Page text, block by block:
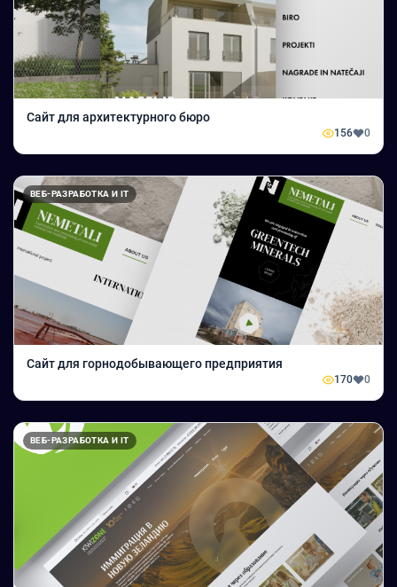
Сайт для архитектурного бюро
156 0
ВЕБ-РАЗРАБОТКА И IT
Сайт для горнодобывающего предприятия
170 0
ВЕБ-РАЗРАБОТКА И IT